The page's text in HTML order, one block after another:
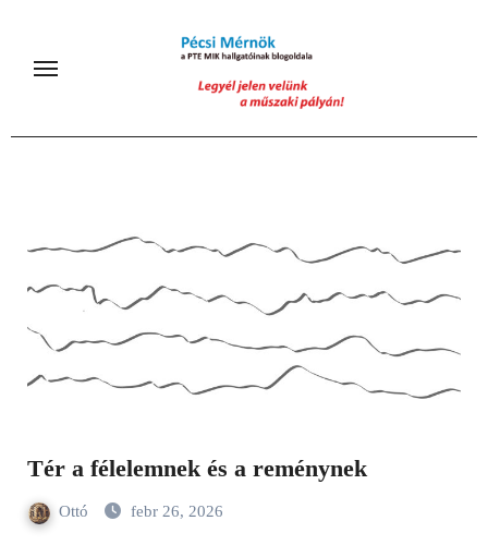
content
Tér a félelemnek és a reménynek
Ottó febr 26, 2026